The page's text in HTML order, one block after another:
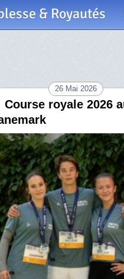
& Royautés
26 Mai 2026
Course royale 2026